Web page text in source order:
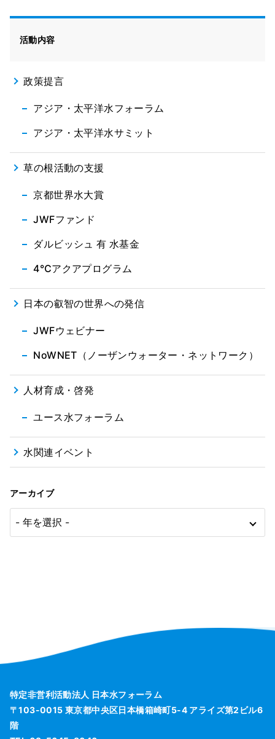
活動内容
政策提言
アジア・太平洋水フォーラム
アジア・太平洋水サミット
草の根活動の支援
京都世界水大賞
JWFファンド
ダルビッシュ 有 水基金
4℃アクアプログラム
日本の叡智の世界への発信
JWFウェビナー
NoWNET（ノーザンウォーター・ネットワーク）
人材育成・啓発
ユース水フォーラム
水関連イベント
アーカイブ
特定非営利活動法人 日本水フォーラム
〒103-0015 東京都中央区日本橋箱崎町5-4 アライズ第2ビル6
階